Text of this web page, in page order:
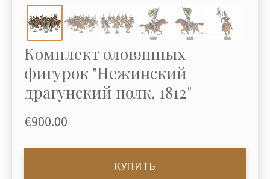
Комплект оловянных
фигурок "Нежинский
драгунский полк, 1812"
€900.00
КУПИТЬ